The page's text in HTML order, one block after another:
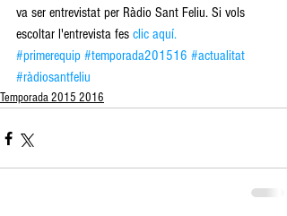
va ser entrevistat per Ràdio Sant Feliu. Si vols
escoltar l'entrevista fes clic aquí.
#primerequip #temporada201516 #actualitat
#ràdiosantfeliu
Temporada 2015 2016